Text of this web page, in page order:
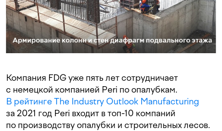
Компания FDG уже пять лет сотрудничает
с немецкой компанией Peri по опалубкам.
В рейтинге The Industry Outlook Manufacturing
за 2021 год Peri входит в топ-10 компаний
по производству опалубки и строительных лесов.